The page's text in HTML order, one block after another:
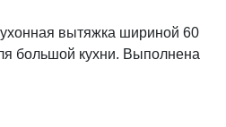
вытяжка шириной 60
большой кухни. Выполнена